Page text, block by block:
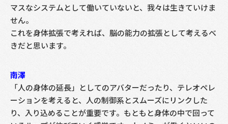
マスなシステムとして働いていないと、我々は生きていけま
せん。
これを身体拡張で考えれば、脳の能力の拡張として考えるべ
きだと思います。
南澤
「人の身体の延長」としてのアバターだったり、テレオペレ
ーションを考えると、人の制御系とスムーズにリンクした
り、入り込めることが重要です。もともと身体の中で回って